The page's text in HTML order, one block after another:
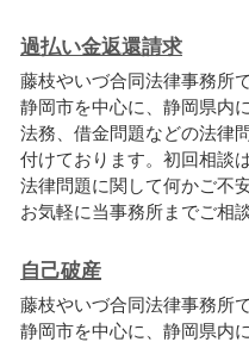
過払い金返還請求
藤枝やいづ合同法律事務所
静岡市を中心に、静岡県内
法務、借金問題などの法律
付けております。初回相談
法律問題に関して何かご不
お気軽に当事務所までご相
自己破産
藤枝やいづ合同法律事務所
静岡市を中心に、静岡県内